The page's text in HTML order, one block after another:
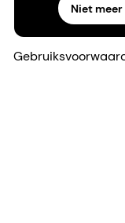
Niet
Privacyverklaring